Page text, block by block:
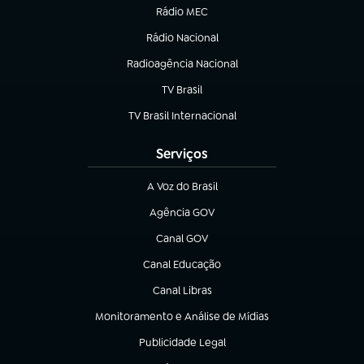
Rádio MEC
(abre em nova aba)
Rádio Nacional
Radioagência Nacional
(abre em nova aba)
TV Brasil
(abre em nova aba)
TV Brasil Internacional
(abre em nova aba)
Serviços
A Voz do Brasil
(abre em nova aba)
Agência GOV
(abre em nova aba)
Canal GOV
(abre em nova aba)
Canal Educação
(abre em nova aba)
Canal Libras
(abre em nova aba)
Monitoramento e Análise de Mídias
(abre em nova aba)
Publicidade Legal
(abre em nova aba)